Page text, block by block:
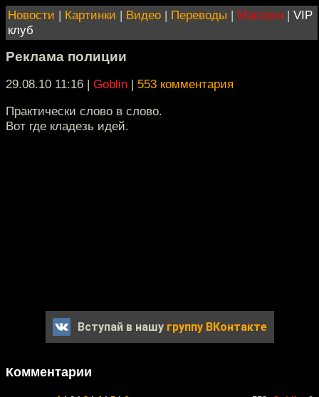
Новости | Картинки | Видео | Переводы | Магазин | VIP
клуб
Реклама полиции
29.08.10 11:16 | Goblin | 553 комментария
Практически слово в слово.
Вот где кладезь идей.
Вступай в нашу группу ВКонтакте
Комментарии